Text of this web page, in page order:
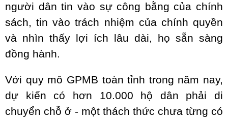
người dân tin vào sự công bằng của chính
sách, tin vào trách nhiệm của chính quyền
và nhìn thấy lợi ích lâu dài, họ sẵn sàng
đồng hành.
Với quy mô GPMB toàn tỉnh trong năm nay,
dự kiến có hơn 10.000 hộ dân phải di
chuyển chỗ ở - một thách thức chưa từng có